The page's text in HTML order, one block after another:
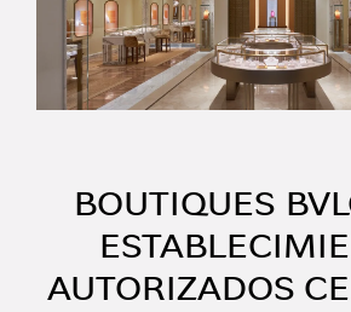
BOUTIQUES
AUTORIZADOS